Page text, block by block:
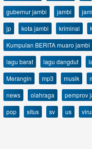
gubernur jambi
jambi
jp
kota jambi kriminal
Kumpulan BERITA muaro jambi
lagu barat
lagu dangdut
Merangin
mp3 musik
news
olahraga pemprov
pop
situs sv us